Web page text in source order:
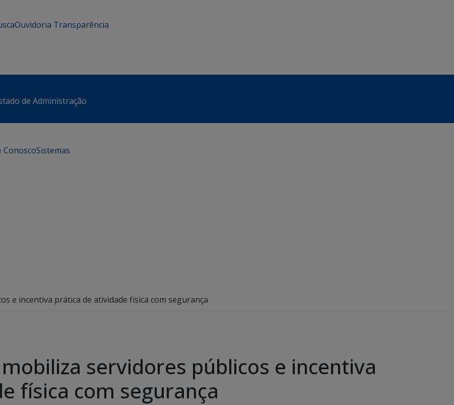
Ouvidoria Transparência
de Administração
ConoscoSistemas
e incentiva prática de atividade física com segurança
servidores públicos e incentiva
física com segurança